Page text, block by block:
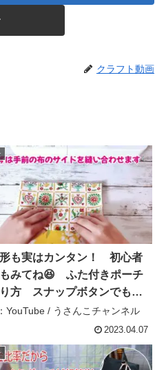
クラフト動画
も実はカンタン！ 初心者
みてね😆 ふた付きポーチ
方 スナップボタンでもマ
テープでもOK ※ファスナー
です How to sew a twin
– うさんこチャンネル
YouTube / うさんこチャンネル
2023.04.07